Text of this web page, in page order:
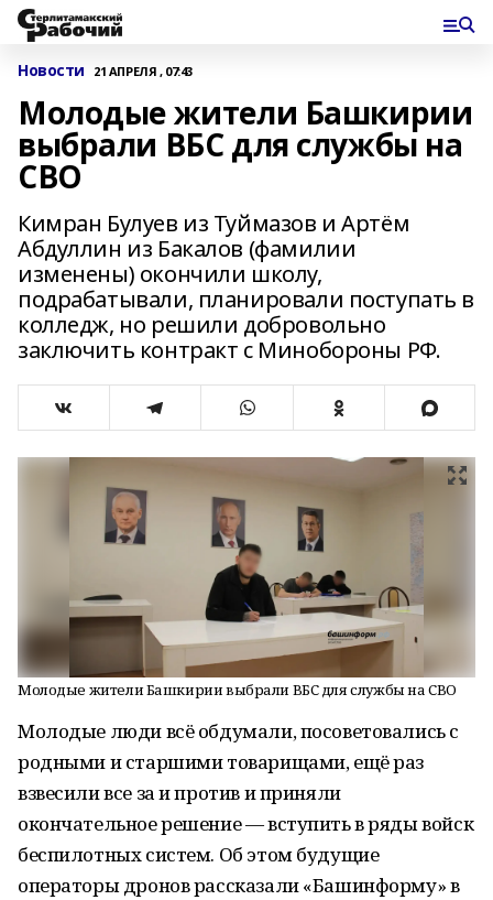
Новости 21 АПРЕЛЯ , 07:43
Молодые жители Башкирии
выбрали ВБС для службы на
СВО
Кимран Булуев из Туймазов и Артём
Абдуллин из Бакалов (фамилии
изменены) окончили школу,
подрабатывали, планировали поступать в
колледж, но решили добровольно
заключить контракт с Минобороны РФ.
Молодые жители Башкирии выбрали ВБС для службы на СВО
Молодые люди всё обдумали, посоветовались с
родными и старшими товарищами, ещё раз
взвесили все за и против и приняли
окончательное решение — вступить в ряды войск
беспилотных систем. Об этом будущие
операторы дронов рассказали «Башинформу» в